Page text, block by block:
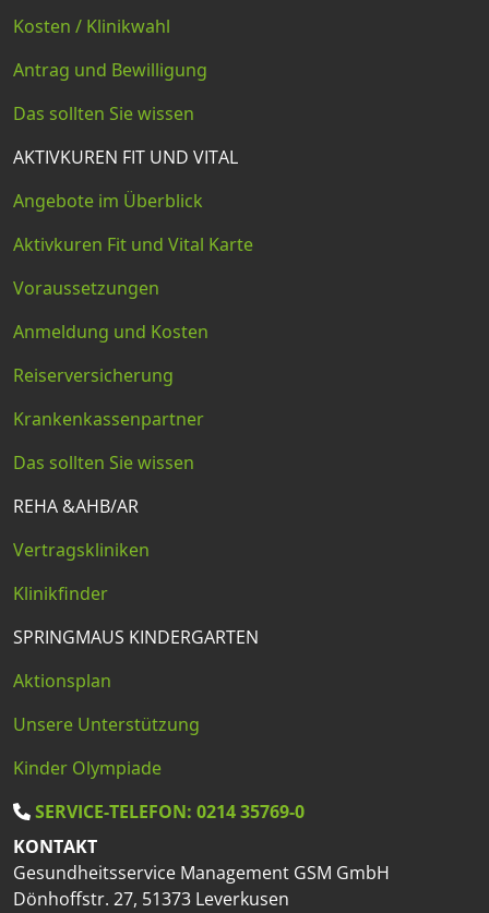
Kosten / Klinikwahl
Antrag und Bewilligung
Das sollten Sie wissen
AKTIVKUREN FIT UND VITAL
Angebote im Überblick
Aktivkuren Fit und Vital Karte
Voraussetzungen
Anmeldung und Kosten
Reiserversicherung
Krankenkassenpartner
Das sollten Sie wissen
REHA &AHB/AR
Vertragskliniken
Klinikfinder
SPRINGMAUS KINDERGARTEN
Aktionsplan
Unsere Unterstützung
Kinder Olympiade
SERVICE-TELEFON: 0214 35769-0
KONTAKT
Gesundheitsservice Management GSM GmbH
Dönhoffstr. 27, 51373 Leverkusen